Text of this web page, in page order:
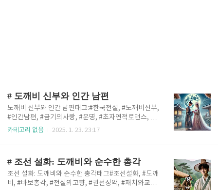
# 도깨비 신부와 인간 남편
도깨비 신부와 인간 남편태그:#한국전설, #도깨비신부,
#인간남편, #금기의사랑, #운명, #초자연적로맨스, #
민간설화, #조선시대, #신분초월, #비밀, #마법, #희생
어집니다. 인간 세계와 도깨비 세계 사이에서 그들은 서
로의 사랑을 지키기 위해 수많은 시련을 겪게 됩니다.
이 이야기는 사랑의 힘, 희생, 그리고 서로 다른 세계 간
카테고리 없음 2025. 1. 23. 23:17
# 조선 설화: 도깨비와 순수한 총각
조선 설화: 도깨비와 순수한 총각태그#조선설화, #도깨
비, #바보총각, #전설의고향, #권선징악, #재치와교훈,